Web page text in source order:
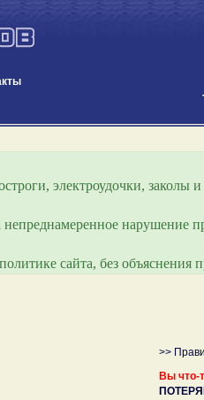
электроудочки, заколы
нарушение
сайта, без объяснения
>>
Вы что-